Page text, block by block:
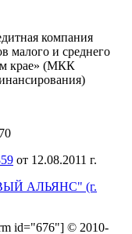
компания
малого и среднего
крае» (МКК
от 12.08.2011 г.
АЛЬЯНС" (г.
id="676"] © 2010-